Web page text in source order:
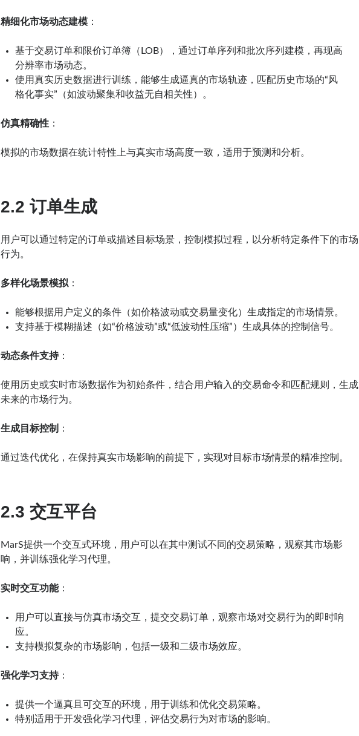
精细化市场动态建模 ：
基于交易订单和限价订单簿（LOB），通过订单序列和批次序列建模，再现高
分辨率市场动态。
使用真实历史数据进行训练，能够生成逼真的市场轨迹，匹配历史市场的“风
格化事实”（如波动聚集和收益无自相关性）。
仿真精确性 ：
模拟的市场数据在统计特性上与真实市场高度一致，适用于预测和分析。
2.2 订单生成
用户可以通过特定的订单或描述目标场景，控制模拟过程，以分析特定条件下的市场
行为。
多样化场景模拟 ：
能够根据用户定义的条件（如价格波动或交易量变化）生成指定的市场情景。
支持基于模糊描述（如“价格波动”或“低波动性压缩”）生成具体的控制信号。
动态条件支持：
使用历史或实时市场数据作为初始条件，结合用户输入的交易命令和匹配规则，生成
未来的市场行为。
生成目标控制 ：
通过迭代优化，在保持真实市场影响的前提下，实现对目标市场情景的精准控制。
2.3 交互平台
MarS提供一个交互式环境，用户可以在其中测试不同的交易策略，观察其市场影
响，并训练强化学习代理。
实时交互功能：
用户可以直接与仿真市场交互，提交交易订单，观察市场对交易行为的即时响
应。
支持模拟复杂的市场影响，包括一级和二级市场效应。
强化学习支持：
提供一个逼真且可交互的环境，用于训练和优化交易策略。
特别适用于开发强化学习代理，评估交易行为对市场的影响。